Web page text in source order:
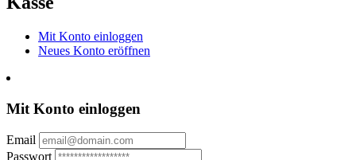
Mit Konto einloggen
Neues Konto eröffnen
Mit Konto einloggen
Email
Passwort